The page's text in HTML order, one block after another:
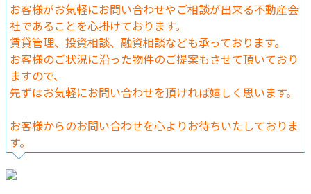
お客様がお気軽にお問い合わせやご相談が出来る不動産会
社であることを心掛けております。
賃貸管理、投資相談、融資相談なども承っております。
お客様のご状況に沿った物件のご提案もさせて頂いており
ますので、
先ずはお気軽にお問い合わせを頂ければ嬉しく思います。
お客様からのお問い合わせを心よりお待ちいたしておりま
す。